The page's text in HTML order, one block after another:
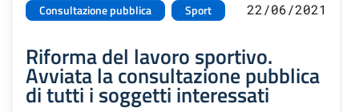
Consultazione pubblica Sport 22/06/2021
Riforma del lavoro sportivo.
Avviata la consultazione pubblica
di tutti i soggetti interessati